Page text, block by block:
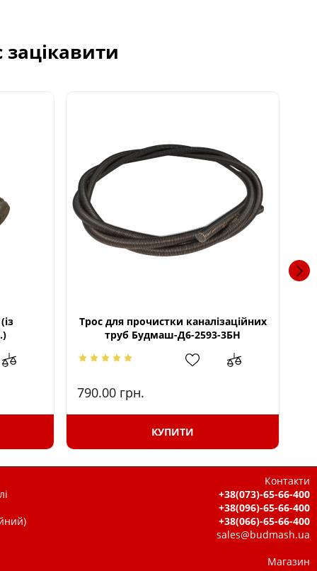
Трос для прочистки каналізаційних
труб Будмаш-Д6-2593-3БН
790.00 грн.
КУПИТИ
Контакти
+38(073)-65-66-400
+38(096)-65-66-400
+38(066)-65-66-400
sales@budmash.ua
Магазин